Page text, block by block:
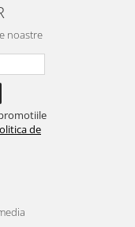
noastre
de